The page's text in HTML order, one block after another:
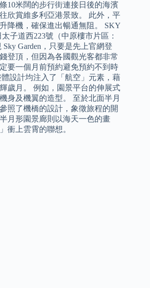
10米闊的步行街連接日後的海濱
欣賞維多利亞港景致。 此外，平
降機，確保進出暢通無阻。 SKY
子道西223號（中原樓市片區：
Garden，只要是先上官網登
登頂，但因為各國觀光客都非常
要一個月前預約避免預約不到時
設計均注入了「航空」元素，藉
歲月。 例如，園景平台的伸展式
身及機翼的造型。 至於北面半月
照了機橋的設計，象徵旅程的開
月形園景廊則以海天一色的畫
衝上雲霄的聯想。